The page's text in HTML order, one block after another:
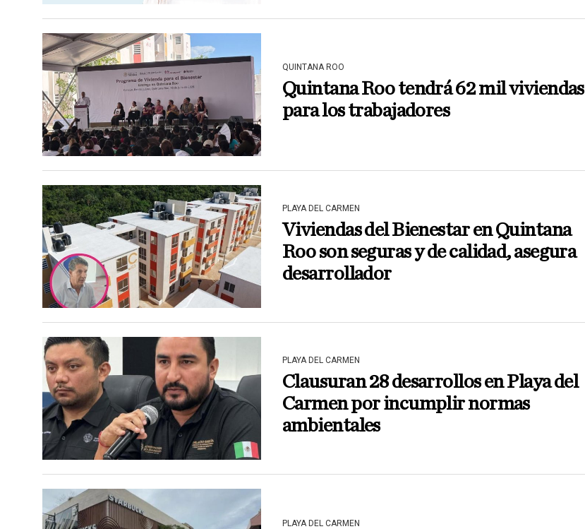
QUINTANA ROO
Quintana Roo tendrá 62 mil viviendas
para los trabajadores
PLAYA DEL CARMEN
Viviendas del Bienestar en Quintana
Roo son seguras y de calidad, asegura
desarrollador
PLAYA DEL CARMEN
Clausuran 28 desarrollos en Playa del
Carmen por incumplir normas
ambientales
PLAYA DEL CARMEN